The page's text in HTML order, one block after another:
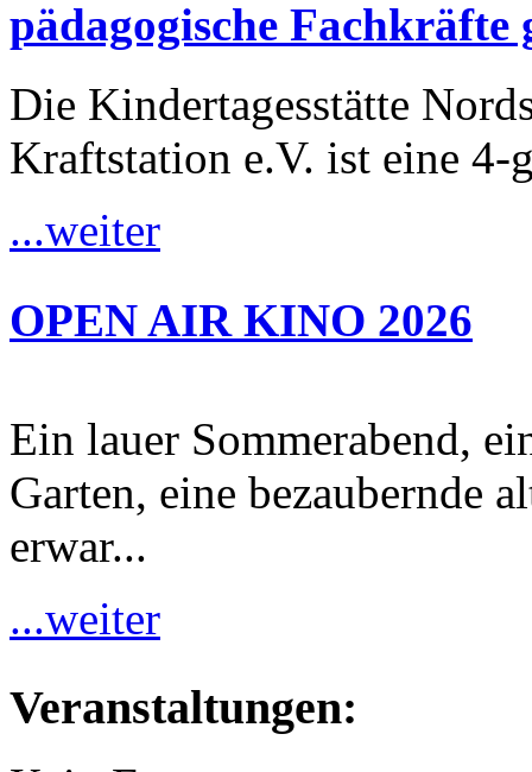
pädagogische Fachkräfte
Die Kindertagesstätte
Kraftstation e.V. ist eine
...weiter
OPEN AIR KINO 2026
Ein lauer Sommerabend,
Garten, eine bezaubernde
erwar...
...weiter
Veranstaltungen: